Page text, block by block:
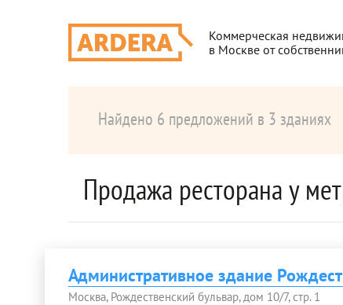
Коммерческая
в Москве от
Найдено 6 предложений в 3 зданиях
Продажа ресторана у
Административное здание
Москва, Рождественский бульвар, дом 10/7, стр. 1